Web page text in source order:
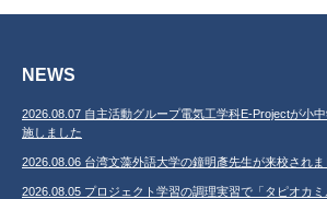
NEWS
2026.08.07 自主活動グループ電気工学科E-Projectが小
施しました
2026.08.06 台湾文藻外語大学の鐘明彥先生が来校されま
2026.08.05 プロジェクト学習の調理実習で「タピオカ